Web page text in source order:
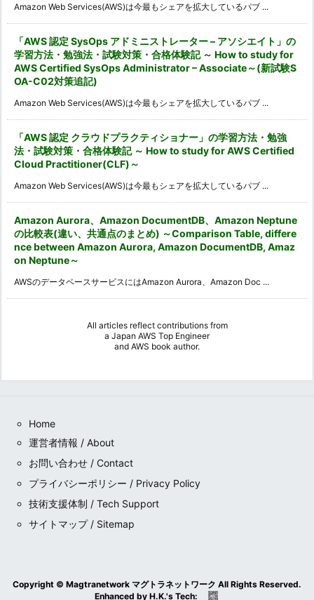
Amazon Web Services(AWS)は今最もシェアを拡大しているパブ ...
「AWS 認定 SysOps アドミニストレーター – アソシエイト」の
学習方法・勉強法・試験対策・合格体験記 ～ How to study for
AWS Certified SysOps Administrator – Associate～(新試験S
OA-C02対策追記)
Amazon Web Services(AWS)は今最もシェアを拡大しているパブ ...
「AWS 認定 クラウドプラクティショナー」の学習方法・勉強
法・試験対策・合格体験記 ～ How to study for AWS Certified
Cloud Practitioner(CLF)～
Amazon Web Services(AWS)は今最もシェアを拡大しているパブ ...
Amazon Aurora、Amazon DocumentDB、Amazon Neptune
の比較表(違い、共通点のまとめ) ～Comparison Table, differe
nce between Amazon Aurora, Amazon DocumentDB, Amaz
on Neptune～
AWSのデータベースサービスにはAmazon Aurora、Amazon Doc ...
All articles reflect contributions from
a Japan AWS Top Engineer
and AWS book author.
Home
運営者情報 / About
お問い合わせ / Contact
プライバシーポリシー / Privacy Policy
技術支援体制 / Tech Support
サイトマップ / Sitemap
Copyright © Magtranetwork マグトラネットワーク All Rights Reserved.
Enhanced by H.K.'s Tech: